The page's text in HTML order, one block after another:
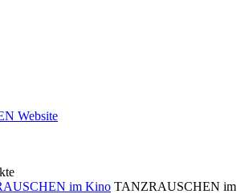
im Kino TANZRAUSCHEN im